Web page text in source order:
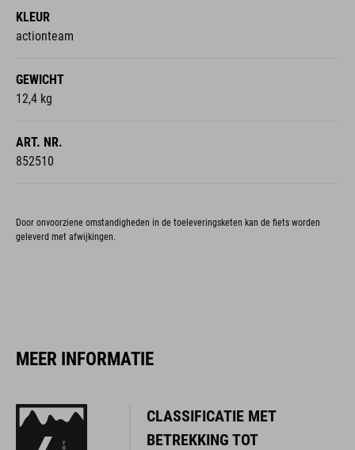
KLEUR
actionteam
GEWICHT
12,4 kg
ART. NR.
852510
Door onvoorziene omstandigheden in de toeleveringsketen kan de fiets worden
geleverd met afwijkingen.
MEER INFORMATIE
CLASSIFICATIE MET
BETREKKING TOT